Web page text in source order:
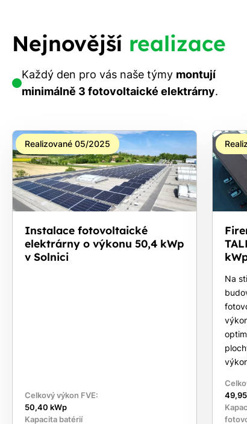
Nejnovější realizace
Každý den pro vás naše týmy montují
minimálně 3 fotovoltaické elektrárny.
Realizované 05/2025
Instalace fotovoltaické
elektrárny o výkonu 50,4 kWp
v Solnici
Celkový výkon FVE:
50,40 kWp
Kapacita batérií
Na